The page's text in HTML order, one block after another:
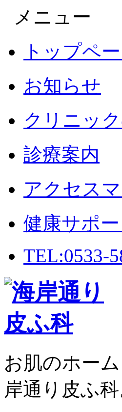
メニュー
トップペ
お知らせ
クリニッ
診療案内
アクセス
健康サポー
TEL:0533-
お肌のホー
岸通り皮ふ科